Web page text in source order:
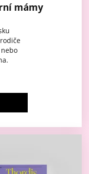
mámy